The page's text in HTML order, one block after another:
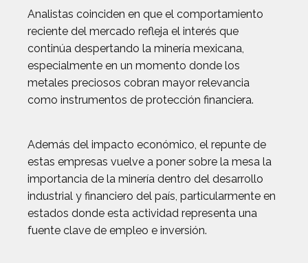
Analistas coinciden en que el comportamiento
reciente del mercado refleja el interés que
continúa despertando la minería mexicana,
especialmente en un momento donde los
metales preciosos cobran mayor relevancia
como instrumentos de protección financiera.
Además del impacto económico, el repunte de
estas empresas vuelve a poner sobre la mesa la
importancia de la minería dentro del desarrollo
industrial y financiero del país, particularmente en
estados donde esta actividad representa una
fuente clave de empleo e inversión.